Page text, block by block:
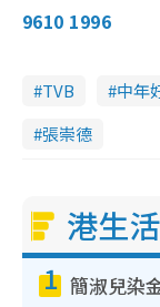
9610 1996
TVB 中年
張崇德
港生
1